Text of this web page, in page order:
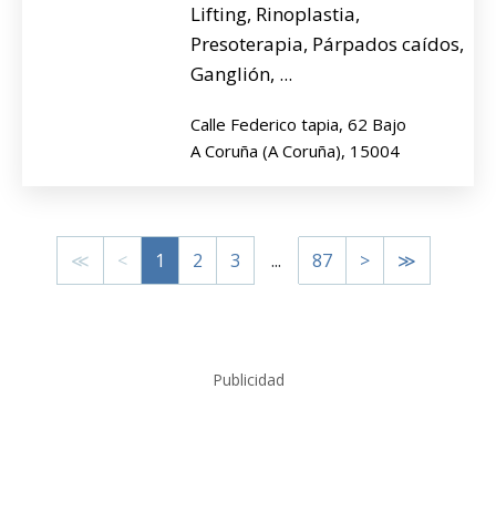
Lifting, Rinoplastia,
Presoterapia, Párpados caídos,
Ganglión, ...
Calle Federico tapia, 62 Bajo
A Coruña (A Coruña), 15004
≪ < 1 2 3 ... 87 > ≫
Publicidad